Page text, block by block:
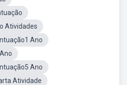
Atividades
Ano
Ano
Atividade